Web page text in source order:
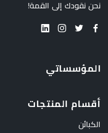
نحن نقودك إلى القمة!
المؤسساتي
أقسام المنتجات
الكبائن